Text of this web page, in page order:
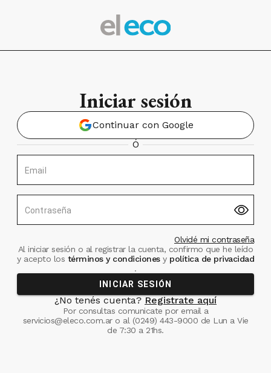
Iniciar sesión
Continuar con Google
Ó
Email
Contraseña
Olvidé mi contraseña
Al iniciar sesión o al registrar la cuenta, confirmo que he leído
y acepto los términos y condiciones ypolítica de privacidad
.
INICIAR SESIÓN
¿No tenés cuenta? Registrate aquí
Por consultas comunicate por email a
servicios@eleco.com.aro al (0249) 443-9000 de Lun a Vie
de 7:30 a 21hs.